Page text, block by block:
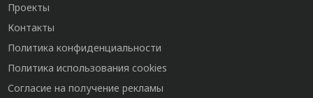
Проекты
Контакты
Политика конфиденциальности
Политика использования cookies
Согласие на получение рекламы